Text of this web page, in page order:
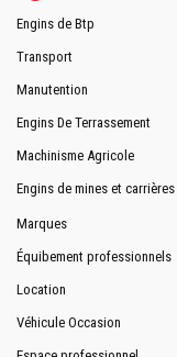
Engins de Btp
Transport
Manutention
Engins De Terrassement
Machinisme Agricole
Engins de mines et carrières
Marques
Équibement professionnels
Location
Véhicule Occasion